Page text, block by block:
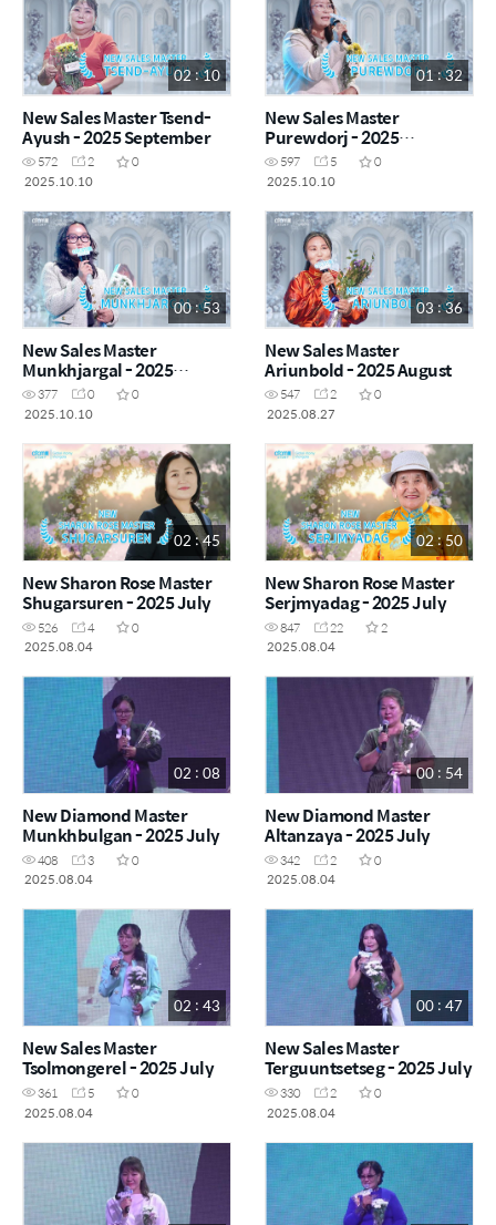
02 : 10
New Sales Master Tsend-
Ayush - 2025 September
572 2
0
2025.10.10
01 : 32
New Sales Master
Purewdorj - 2025
September
597 5
0
2025.10.10
00 : 53
New Sales Master
Munkhjargal - 2025
September
377 0
0
2025.10.10
03 : 36
New Sales Master
Ariunbold - 2025 August
547 2
0
2025.08.27
02 : 45
New Sharon Rose Master
Shugarsuren - 2025 July
526 4
0
2025.08.04
02 : 50
New Sharon Rose Master
Serjmyadag - 2025 July
847 22
2
2025.08.04
02 : 08
New Diamond Master
Munkhbulgan - 2025 July
408 3
0
2025.08.04
00 : 54
New Diamond Master
Altanzaya - 2025 July
342 2
0
2025.08.04
02 : 43
New Sales Master
Tsolmongerel - 2025 July
361 5
0
2025.08.04
00 : 47
New Sales Master
Terguuntsetseg - 2025 July
330 2
0
2025.08.04